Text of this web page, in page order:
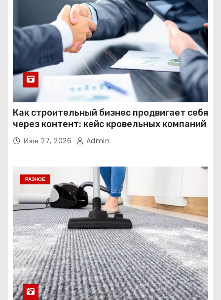
Как строительный бизнес продвигает себя
через контент: кейс кровельных компаний
Июн 27, 2026 Admin
РАЗНОЕ